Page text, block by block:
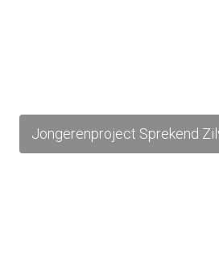
Jongerenproject Sprekend